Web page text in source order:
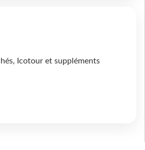
Icotour et suppléments